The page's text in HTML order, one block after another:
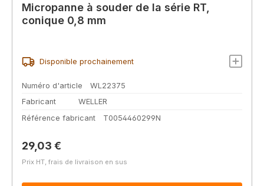
Micropanne à souder de la série RT,
conique 0,8 mm
Disponible prochainement
Numéro d'article
WL22375
Fabricant
WELLER
Référence fabricant
T0054460299N
Prix régulier :
29,03 €
Prix HT, frais de livraison en sus